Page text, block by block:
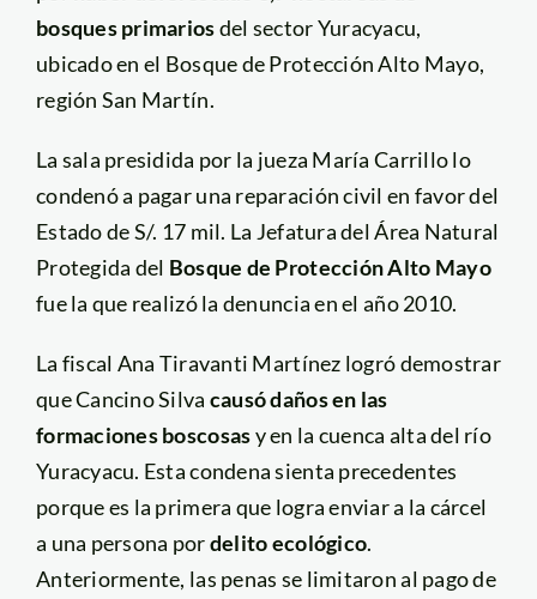
bosques primariosdel sector Yuracyacu,
ubicado en el Bosque de Protección Alto Mayo,
región San Martín.
La sala presidida por la jueza María Carrillo lo
condenó a pagar una reparación civil en favor del
Estado de S/. 17 mil. La Jefatura del Área Natural
Protegida del Bosque de Protección Alto Mayo
fue la que realizó la denuncia en el año 2010.
La fiscal Ana Tiravanti Martínez logró demostrar
que Cancino Silva causó daños en las
formaciones boscosasy en la cuenca alta del río
Yuracyacu. Esta condena sienta precedentes
porque es la primera que logra enviar a la cárcel
a una persona pordelito ecológico.
Anteriormente, las penas se limitaron al pago de